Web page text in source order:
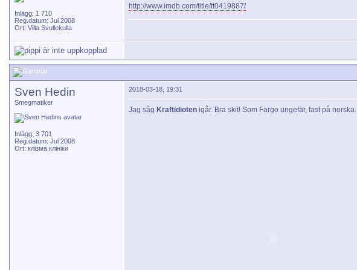
Inlägg: 1 710
Reg.datum: Jul 2008
Ort: Villa Svullekulla
http://www.imdb.com/title/tt0419887/
Sven Hedin
Smegmatiker
Inlägg: 3 701
Reg.datum: Jul 2008
Ort: клізма клініки
2018-03-18, 19:31
Jag såg Kraftidioten igår. Bra skit! Som Fargo ungefär, fast på norska.